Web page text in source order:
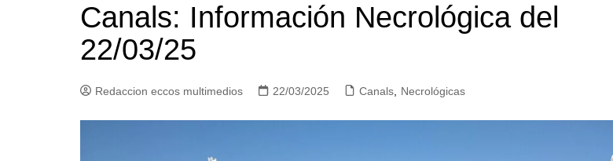
Canals: Información Necrológica del
22/03/25
Redaccion eccos multimedios 22/03/2025 Canals Necrológicas